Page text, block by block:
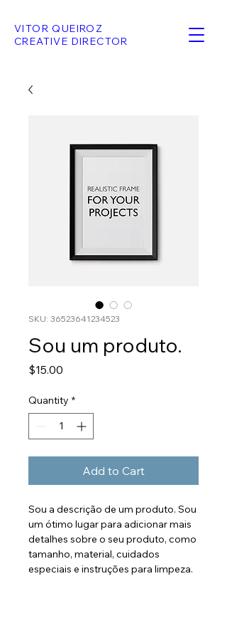
VITOR QUEIROZ
CREATIVE DIRECTOR
SKU: 36523641234523
Sou um produto.
$15.00
Quantity *
Add to Cart
Sou a descrição de um produto. Sou
um ótimo lugar para adicionar mais
detalhes sobre o seu produto, como
tamanho, material, cuidados
especiais e instruções para limpeza.